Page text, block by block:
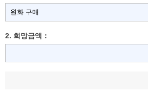
2. 희망금액：